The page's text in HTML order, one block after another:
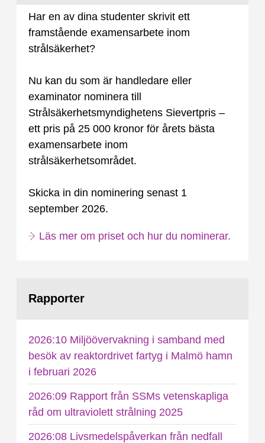
Har en av dina studenter skrivit ett
framstående examensarbete inom
strålsäkerhet?
Nu kan du som är handledare eller
examinator nominera till
Strålsäkerhetsmyndighetens Sievertpris –
ett pris på 25 000 kronor för årets bästa
examensarbete inom
strålsäkerhetsområdet.
Skicka in din nominering senast 1
september 2026.
Läs mer om priset och hur du nominerar.
Rapporter
2026:10 Miljöövervakning i samband med
besök av reaktordrivet fartyg i Malmö hamn
i februari 2026
2026:09 Rapport från SSMs vetenskapliga
råd om ultraviolett strålning 2025
2026:08 Livsmedelspåverkan från nedfall